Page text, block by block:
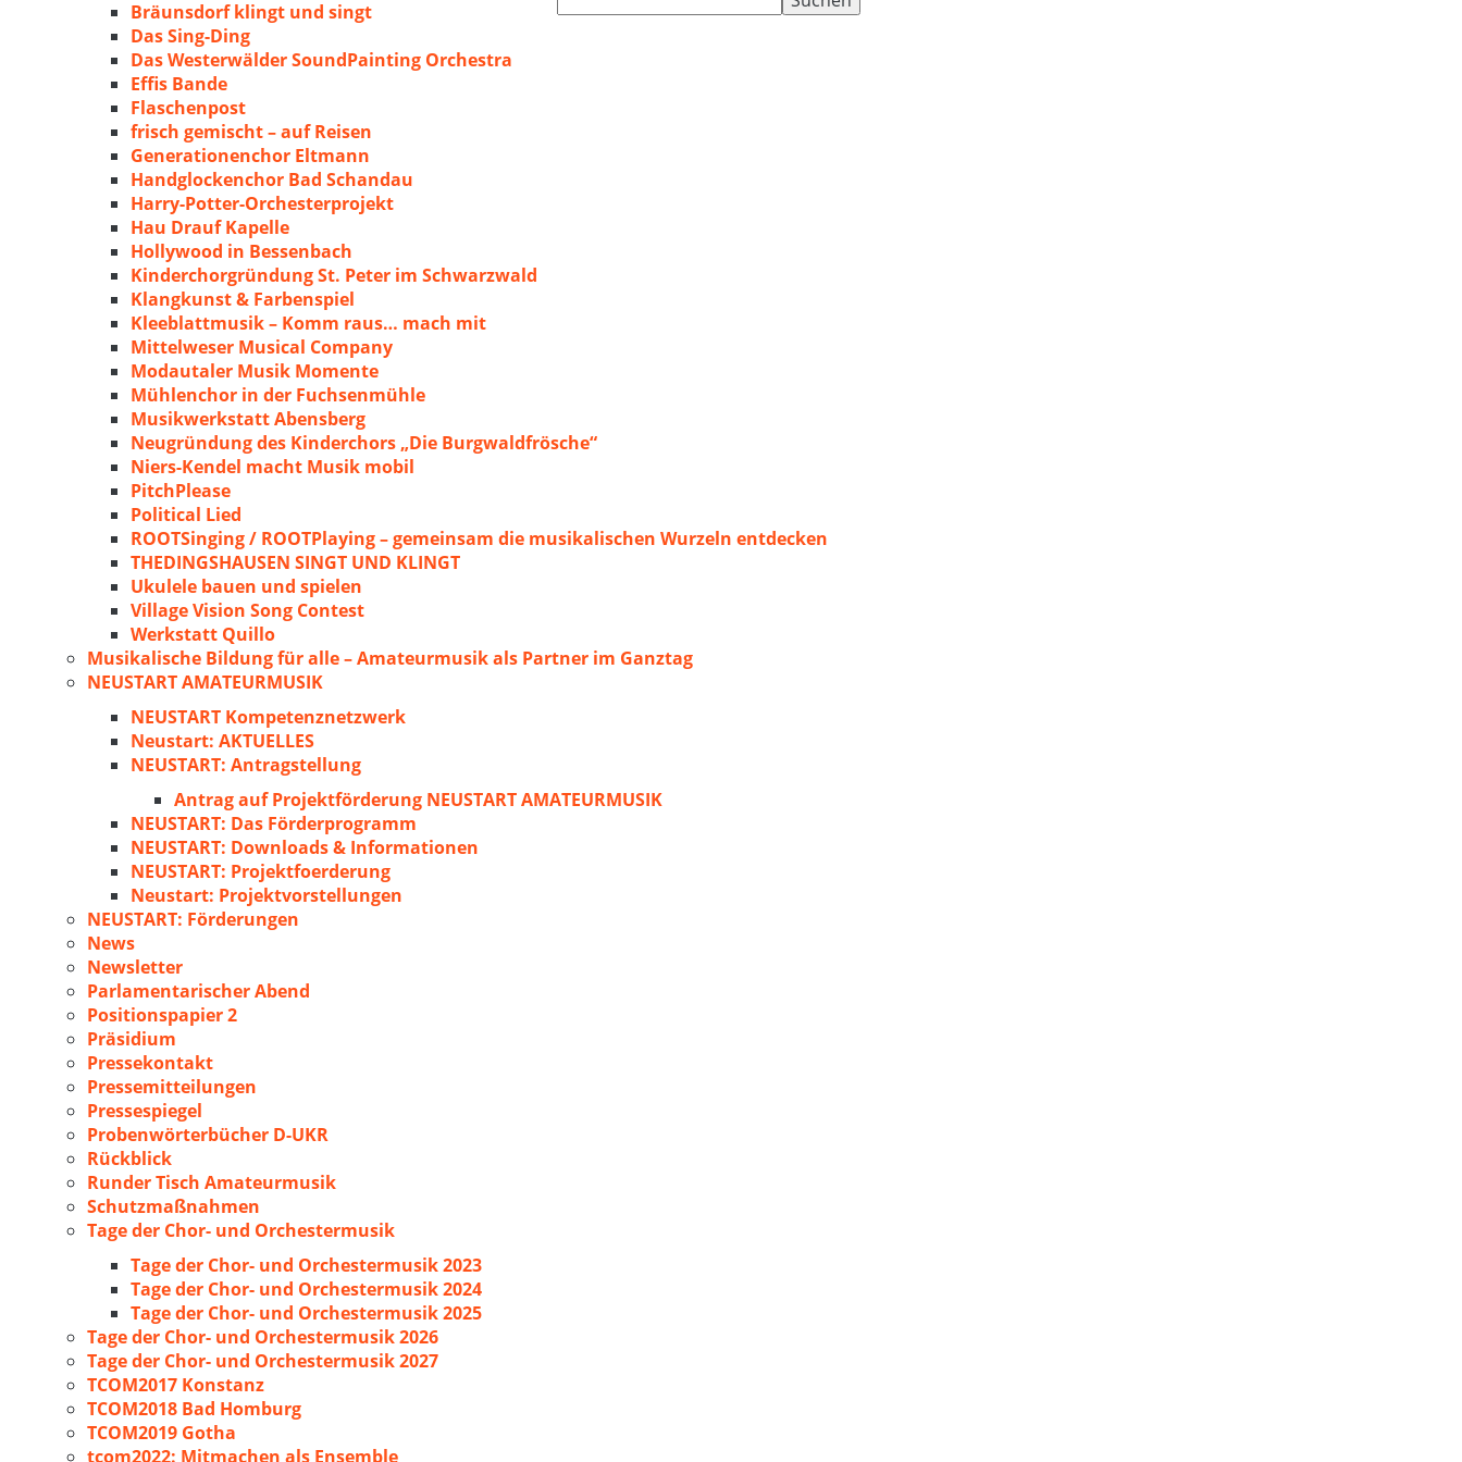
nach:
Bräunsdorf klingt und singt
Das Sing-Ding
Das Westerwälder SoundPainting Orchestra
Effis Bande
Flaschenpost
frisch gemischt – auf Reisen
Generationenchor Eltmann
Handglockenchor Bad Schandau
Harry-Potter-Orchesterprojekt
Hau Drauf Kapelle
Hollywood in Bessenbach
Kinderchorgründung St. Peter im Schwarzwald
Klangkunst & Farbenspiel
Kleeblattmusik – Komm raus… mach mit
Mittelweser Musical Company
Modautaler Musik Momente
Mühlenchor in der Fuchsenmühle
Musikwerkstatt Abensberg
Neugründung des Kinderchors „Die Burgwaldfrösche“
Niers-Kendel macht Musik mobil
PitchPlease
Political Lied
ROOTSinging / ROOTPlaying – gemeinsam die musikalischen Wurzeln entdecken
THEDINGSHAUSEN SINGT UND KLINGT
Ukulele bauen und spielen
Village Vision Song Contest
Werkstatt Quillo
Musikalische Bildung für alle – Amateurmusik als Partner im Ganztag
NEUSTART AMATEURMUSIK
NEUSTART Kompetenznetzwerk
Neustart: AKTUELLES
NEUSTART: Antragstellung
Antrag auf Projektförderung NEUSTART AMATEURMUSIK
NEUSTART: Das Förderprogramm
NEUSTART: Downloads & Informationen
NEUSTART: Projektfoerderung
Neustart: Projektvorstellungen
NEUSTART: Förderungen
News
Newsletter
Parlamentarischer Abend
Positionspapier 2
Präsidium
Pressekontakt
Pressemitteilungen
Pressespiegel
Probenwörterbücher D-UKR
Rückblick
Runder Tisch Amateurmusik
Schutzmaßnahmen
Tage der Chor- und Orchestermusik
Tage der Chor- und Orchestermusik 2023
Tage der Chor- und Orchestermusik 2024
Tage der Chor- und Orchestermusik 2025
Tage der Chor- und Orchestermusik 2026
Tage der Chor- und Orchestermusik 2027
TCOM2017 Konstanz
TCOM2018 Bad Homburg
TCOM2019 Gotha
tcom2022: Mitmachen als Ensemble